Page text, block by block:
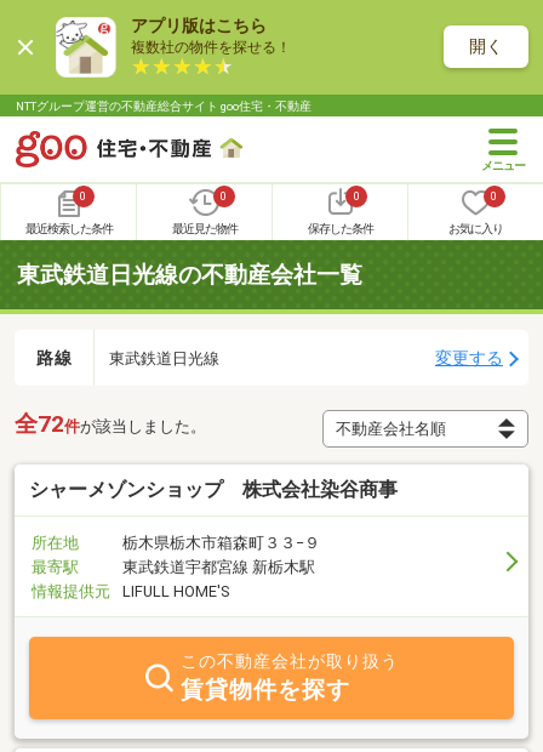
アプリ版はこちら
複数社の物件を探せる！ 開く
NTTグループ運営の不動産総合サイト goo住宅・不動産
0
最近検索した条件
0
最近見た物件
0
保存した条件
0
お気に入り
東武鉄道日光線の不動産会社一覧
路線 東武鉄道日光線 変更する
全72件が該当しました。
シャーメゾンショップ 株式会社染谷商事
所在地
栃木県栃木市箱森町３３−９
最寄駅
東武鉄道宇都宮線 新栃木駅
情報提供元
LIFULL HOME'S
この不動産会社が取り扱う
賃貸物件を探す